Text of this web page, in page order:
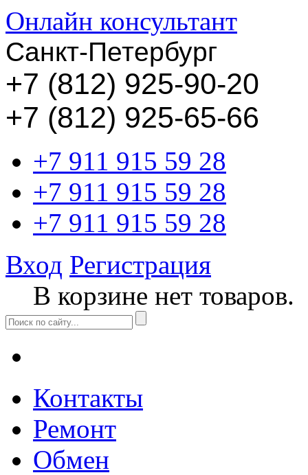
Онлайн консультант
Санкт-Петербург
+7 (812) 925-90-20
+7 (812) 925-65-66
+7 911 915 59 28
+7 911 915 59 28
+7 911 915 59 28
Вход Регистрация
В корзине нет товаров.
Контакты
Ремонт
Обмен